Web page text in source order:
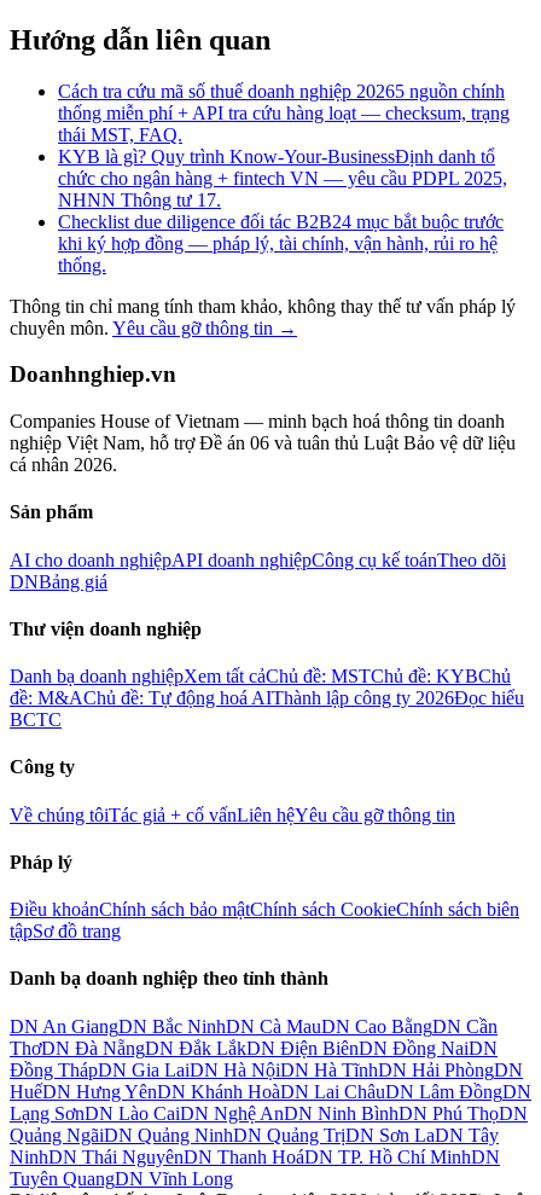
Hướng dẫn liên quan
Cách tra cứu mã số thuế doanh nghiệp 20265 nguồn chính
thống miễn phí + API tra cứu hàng loạt — checksum, trạng
thái MST, FAQ.
KYB là gì? Quy trình Know-Your-BusinessĐịnh danh tổ
chức cho ngân hàng + fintech VN — yêu cầu PDPL 2025,
NHNN Thông tư 17.
Checklist due diligence đối tác B2B24 mục bắt buộc trước
khi ký hợp đồng — pháp lý, tài chính, vận hành, rủi ro hệ
thống.
Thông tin chỉ mang tính tham khảo, không thay thế tư vấn pháp lý
chuyên môn. Yêu cầu gỡ thông tin →
Doanhnghiep.vn
Companies House of Vietnam — minh bạch hoá thông tin doanh
nghiệp Việt Nam, hỗ trợ Đề án 06 và tuân thủ Luật Bảo vệ dữ liệu
cá nhân 2026.
Sản phẩm
AI cho doanh nghiệpAPI doanh nghiệpCông cụ kế toánTheo dõi
DNBảng giá
Thư viện doanh nghiệp
Danh bạ doanh nghiệpXem tất cảChủ đề: MSTChủ đề: KYBChủ
đề: M&AChủ đề: Tự động hoá AIThành lập công ty 2026Đọc hiểu
BCTC
Công ty
Về chúng tôiTác giả + cố vấnLiên hệYêu cầu gỡ thông tin
Pháp lý
Điều khoảnChính sách bảo mậtChính sách CookieChính sách biên
tậpSơ đồ trang
Danh bạ doanh nghiệp theo tỉnh thành
DN An GiangDN Bắc NinhDN Cà MauDN Cao BằngDN Cần
ThơDN Đà NẵngDN Đắk LắkDN Điện BiênDN Đồng NaiDN
Đồng ThápDN Gia LaiDN Hà NộiDN Hà TĩnhDN Hải PhòngDN
HuếDN Hưng YênDN Khánh HoàDN Lai ChâuDN Lâm ĐồngDN
Lạng SơnDN Lào CaiDN Nghệ AnDN Ninh BìnhDN Phú ThọDN
Quảng NgãiDN Quảng NinhDN Quảng TrịDN Sơn LaDN Tây
NinhDN Thái NguyênDN Thanh HoáDN TP. Hồ Chí MinhDN
Tuyên QuangDN Vĩnh Long